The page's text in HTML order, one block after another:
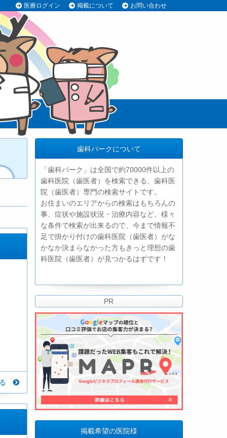
医療ログイン 掲載について お問い合わせ
歯科パークについて
「歯科パーク」は全国で約70000件以上の
歯科医院（歯医者）を検索できる、歯科医
院（歯医者）専門の検索サイトです。
お住まいのエリアからの検索はもちろんの
事、症状や施設状況・治療内容など、様々
な条件で検索が出来るので、今まで情報不
足で掛かり付けの歯科医院（歯医者）がな
かなか決まらなかった方もきっと理想の歯
科医院（歯医者）が見つかるはずです！
PR
掲載希望の医院様